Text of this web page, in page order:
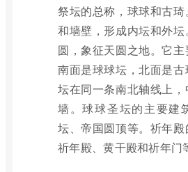
祭坛的总称，球球和古
和墙壁，形成内坛和外
圆，象征天圆之地。它主
南面是球球坛，北面是
坛在同一条南北轴线上
墙。球球圣坛的主要建
坛、帝国圆顶等。祈年
祈年殿、黄干殿和祈年门